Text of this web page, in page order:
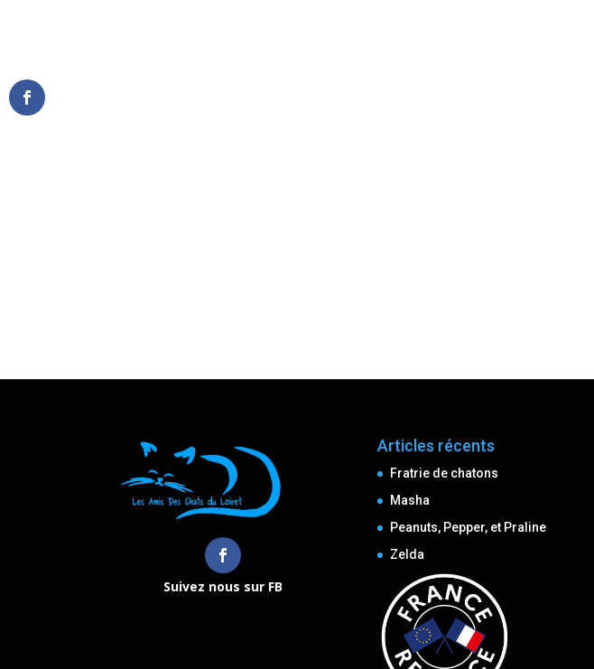
Suivez nous sur FB
Articles récents
Fratrie de chatons
Masha
Peanuts, Pepper, et Praline
Zelda